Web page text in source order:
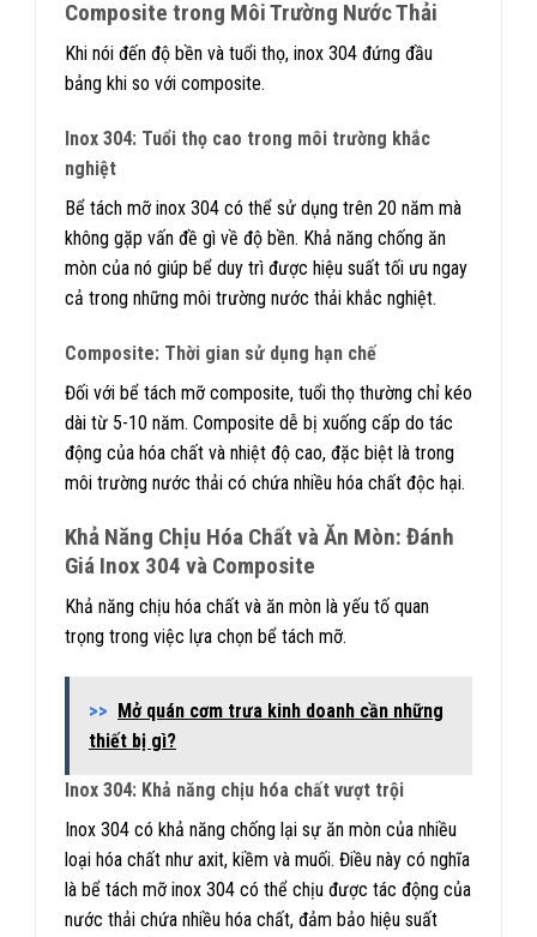
Composite trong Môi Trường Nước Thải
Khi nói đến độ bền và tuổi thọ, inox 304 đứng đầu
bảng khi so với composite.
Inox 304: Tuổi thọ cao trong môi trường khắc
nghiệt
Bể tách mỡ inox 304 có thể sử dụng trên 20 năm mà
không gặp vấn đề gì về độ bền. Khả năng chống ăn
mòn của nó giúp bể duy trì được hiệu suất tối ưu ngay
cả trong những môi trường nước thải khắc nghiệt.
Composite: Thời gian sử dụng hạn chế
Đối với bể tách mỡ composite, tuổi thọ thường chỉ kéo
dài từ 5-10 năm. Composite dễ bị xuống cấp do tác
động của hóa chất và nhiệt độ cao, đặc biệt là trong
môi trường nước thải có chứa nhiều hóa chất độc hại.
Khả Năng Chịu Hóa Chất và Ăn Mòn: Đánh
Giá Inox 304 và Composite
Khả năng chịu hóa chất và ăn mòn là yếu tố quan
trọng trong việc lựa chọn bể tách mỡ.
>>
Mở quán cơm trưa kinh doanh cần những
thiết bị gì?
Inox 304: Khả năng chịu hóa chất vượt trội
Inox 304 có khả năng chống lại sự ăn mòn của nhiều
loại hóa chất như axit, kiềm và muối. Điều này có nghĩa
là bể tách mỡ inox 304 có thể chịu được tác động của
nước thải chứa nhiều hóa chất, đảm bảo hiệu suất